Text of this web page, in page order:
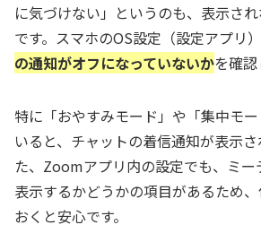
に気づけない」というのも、表示さ
です。スマホのOS設定（設定アプリ）
の通知がオフになっていないかを確認
特に「おやすみモード」や「集中モ
いると、チャットの着信通知が表示
た、Zoomアプリ内の設定でも、ミー
表示するかどうかの項目があるため
おくと安心です。